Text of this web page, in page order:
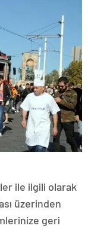
ile ilgili olarak
üzerinden
geri